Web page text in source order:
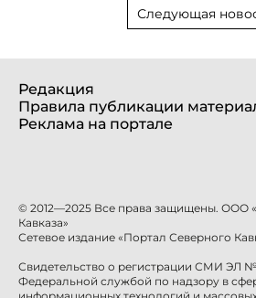
Следующая
Редакция
Правила публикации
Реклама на портале
© 2012—2025 Все права защищены. ООО
Кавказа»
Сетевое издание «Портал Северного
Свидетельство о регистрации СМИ ЭЛ
Федеральной службой по надзору в